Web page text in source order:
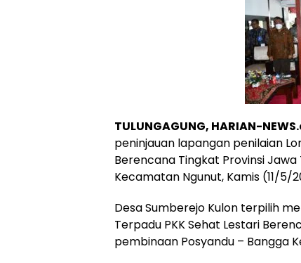
TULUNGAGUNG, HARIAN-
peninjauan lapangan penilaian
Berencana Tingkat Provinsi Jawa
Kecamatan Ngunut, Kamis (11/5/
Desa Sumberejo Kulon terpilih
Terpadu PKK Sehat Lestari
pembinaan Posyandu – Bangga